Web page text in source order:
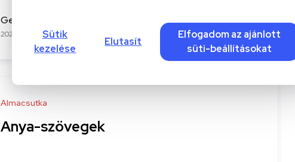
Sütik
kezelése
Elutasít
Elfogadom az ajánlott
süti-beállításokat
Gerenyi Gergő D. G.
2022-04-11 4 perc
Almacsutka
Anya-szövegek